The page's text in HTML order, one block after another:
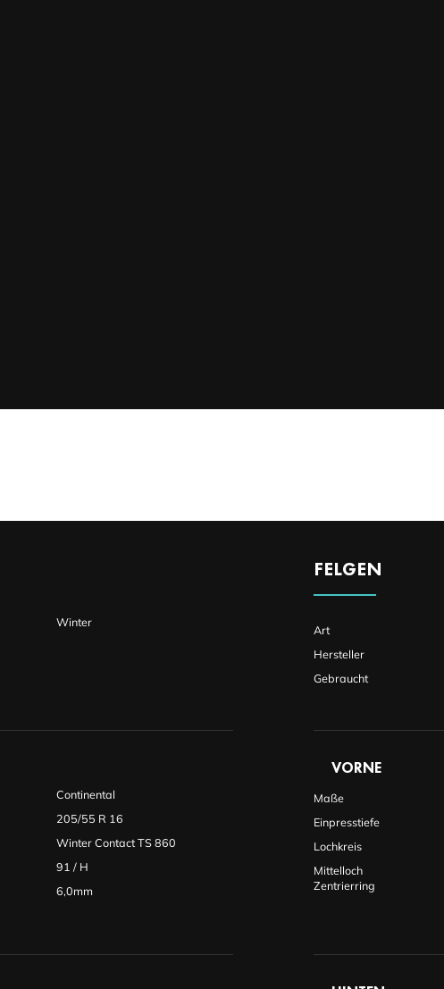
FELGEN
Art
Hersteller
Gebraucht
VORNE
Maße
Einpresstiefe
Lochkreis
Mittelloch
Zentrierring
Winter
Continental
Winter Contact TS 860
91 / H
6,0mm
205/55 R 16